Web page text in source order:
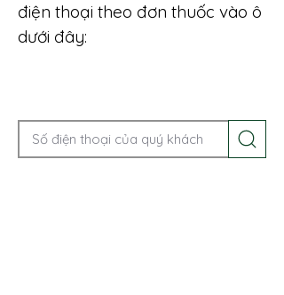
điện thoại theo đơn thuốc vào ô
dưới đây: